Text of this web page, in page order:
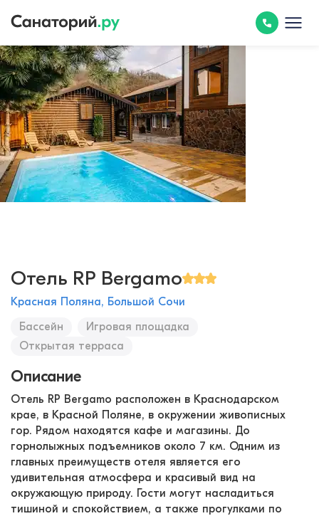
Отель RP Bergamo
Красная Поляна, Большой Сочи
Бассейн
Игровая площадка
Открытая терраса
Описание
Отель RP Bergamo расположен в Краснодарском
крае, в Красной Поляне, в окружении живописных
гор. Рядом находятся кафе и магазины. До
горнолыжных подъемников около 7 км. Одним из
главных преимуществ отеля является его
удивительная атмосфера и красивый вид на
окружающую природу. Гости могут насладиться
тишиной и спокойствием, а также прогулками по